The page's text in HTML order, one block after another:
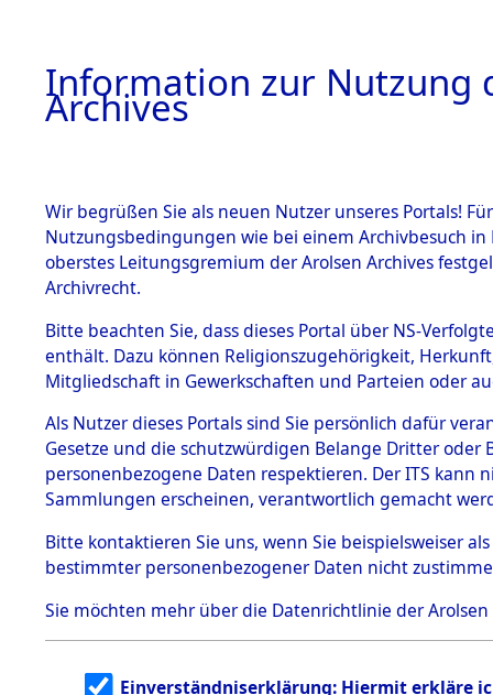
BESTÄNDE
1.
mente
5. Verschiedenes
5.3
Todesmärsche
5.3.1 Alliierte
Erhebungen
zu
Todesmärsch
en
5.3.2
Identifizierun
g
Dead -
Branch -
Information zur Nutzung
Archives
Wir begrüßen Sie als neuen Nutzer unseres Portals!
Nutzungsbedingungen wie bei einem Archivbesuch
oberstes Leitungsgremium der Arolsen Archives
Archivrecht.
Bitte beachten Sie, dass dieses Portal über NS-
enthält. Dazu können Religionszugehörigkeit,
Mitgliedschaft in Gewerkschaften und Parteien oder
Als Nutzer dieses Portals sind Sie persönlich dafür
Gesetze und die schutzwürdigen Belange Dritter
personenbezogene Daten respektieren. Der ITS
Sammlungen erscheinen, verantwortlich gemacht
Bitte kontaktieren Sie uns, wenn Sie beispielsweiser
bestimmter personenbezogener Daten nicht
Sie möchten mehr über die Datenrichtlinie der Arolsen
Einverständniserklärung: Hiermit erkläre